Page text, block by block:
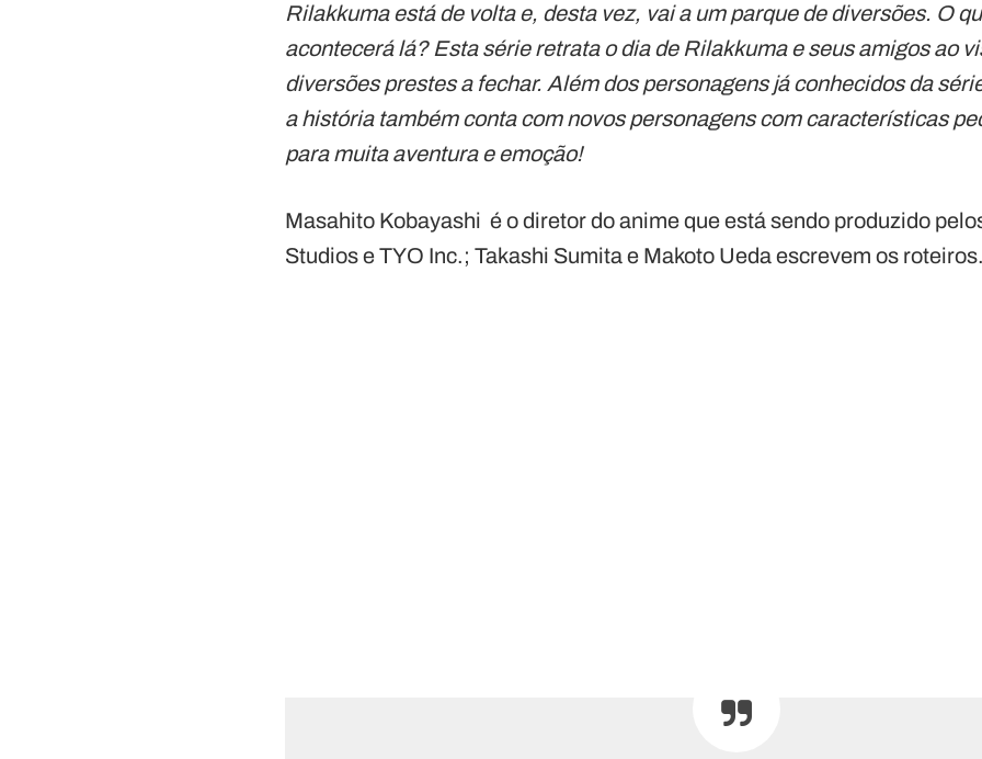
Rilakkuma está de volta e, desta vez, vai a um parque de diversões. O
acontecerá lá? Esta série retrata o dia de Rilakkuma e seus amigos ao
diversões prestes a fechar. Além dos personagens já conhecidos da
a história também conta com novos personagens com características
para muita aventura e emoção!
Masahito Kobayashi é o diretor do anime que está sendo produzido
Studios e TYO Inc.; Takashi Sumita e Makoto Ueda escrevem os roteiros.